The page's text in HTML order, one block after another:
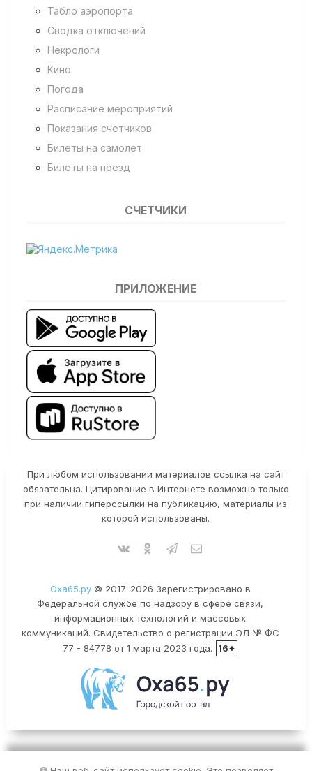
Табло аэропорта
Сводка отключений
Некрологи
Кино
Погода
Расписание мероприятий
Показания счетчиков
Билеты на самолет
Билеты на поезд
СЧЕТЧИКИ
ПРИЛОЖЕНИЕ
При любом использовании материалов ссылка на сайт
обязательна. Цитирование в Интернете возможно только
при наличии гиперссылки на публикацию, материалы из
которой использованы.
Оха65.ру© 2017-2026 Зарегистрировано в
Федеральной службе по надзору в сфере связи,
информационных технологий и массовых
коммуникаций. Свидетельство о регистрации ЭЛ № ФС
77 - 84778 от 1 марта 2023 года.
16+